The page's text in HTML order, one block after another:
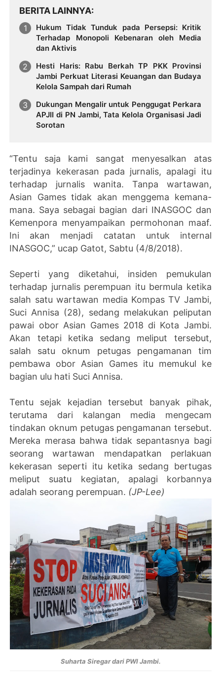
BERITA LAINNYA
Hukum Tidak Tunduk pada Persepsi: Kritik
Terhadap Monopoli Kebenaran oleh Media
dan Aktivis
Hesti Haris: Rabu Berkah TP PKK Provinsi
Jambi Perkuat Literasi Keuangan dan Budaya
Kelola Sampah dari Rumah
Dukungan Mengalir untuk Penggugat Perkara
APJII di PN Jambi, Tata Kelola Organisasi Jadi
Sorotan
“Tentu saja kami sangat menyesalkan atas
terjadinya kekerasan pada jurnalis, apalagi itu
terhadap jurnalis wanita. Tanpa wartawan,
Asian Games tidak akan menggema kemana-
mana. Saya sebagai bagian dari INASGOC dan
Kemenpora menyampaikan permohonan maaf.
Ini akan menjadi catatan untuk internal
INASGOC,” ucap Gatot, Sabtu (4/8/2018).
Seperti yang diketahui, insiden pemukulan
terhadap jurnalis perempuan itu bermula ketika
salah satu wartawan media Kompas TV Jambi,
Suci Annisa (28), sedang melakukan peliputan
pawai obor Asian Games 2018 di Kota Jambi.
Akan tetapi ketika sedang meliput tersebut,
salah satu oknum petugas pengamanan tim
pembawa obor Asian Games itu memukul ke
bagian ulu hati Suci Annisa.
Tentu sejak kejadian tersebut banyak pihak,
terutama dari kalangan media mengecam
tindakan oknum petugas pengamanan tersebut.
Mereka merasa bahwa tidak sepantasnya bagi
seorang wartawan mendapatkan perlakuan
kekerasan seperti itu ketika sedang bertugas
meliput suatu kegiatan, apalagi korbannya
adalah seorang perempuan. (JP-Lee)
Suharta Siregar dari PWI Jambi.